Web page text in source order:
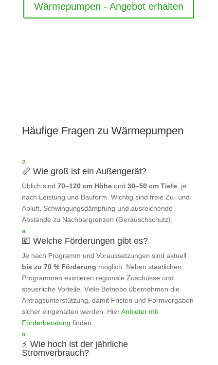
Wärmepumpen - Angebot erhalten
Häufige Fragen zu Wärmepumpen
a
📏 Wie groß ist ein Außengerät?
Üblich sind 70–120 cm Höheund 30–50 cm Tiefe, je
nach Leistung und Bauform. Wichtig sind freie Zu‑ und
Abluft, Schwingungsdämpfung und ausreichende
Abstände zu Nachbargrenzen (Geräuschschutz).
a
💶 Welche Förderungen gibt es?
Je nach Programm und Voraussetzungen sind aktuell
bis zu 70 % Förderung möglich. Neben staatlichen
Programmen existieren regionale Zuschüsse und
steuerliche Vorteile. Viele Betriebe übernehmen die
Antragsunterstützung, damit Fristen und Formvorgaben
sicher eingehalten werden. HierAnbieter mit
Förderberatung finden.
a
⚡ Wie hoch ist der jährliche
Stromverbrauch?